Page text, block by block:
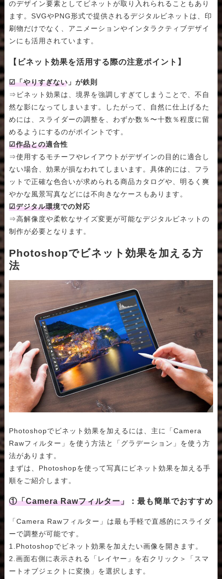
のデザイン要素としてビネットが取り入れられることもあり
ます。SVGやPNG形式で提供されるデジタルビネットは、印
刷物だけでなく、アニメーションやインタラクティブデザイ
ンにも活用されています。
【ビネット効果を活用する際の注意ポイント】
☑「やりすぎない」が鉄則
⇒ビネット効果は、境界を強調しすぎてしまうことで、不自
然な影になってしまいます。したがって、自然に仕上げるた
めには、スライダーの調整を、わずか数％〜十数％程度に留
めるようにするのがポイントです。
☑作品との適合性
⇒使用するモチーフやレイアウトがデザインの目的に適合し
ない場合、効果が損なわれてしまいます。具体的には、フラ
ットで正確な色合いが求められる商品カタログや、明るく爽
やかな風景写真などには不向きなケースもあります。
☑デジタル環境での対応
⇒高解像度や柔軟なサイズ変更が可能なデジタルビネットの
制作が必要となります。
Photoshopでビネット効果を加える方
法
Photoshopでビネット効果を加えるには、主に「Camera
Rawフィルター」を使う方法と「グラデーション」を使う方
法があります。
まずは、Photoshopを使って写真にビネット効果を加える手
順をご紹介します。
①「Camera Rawフィルター」：最も簡単でおすすめ
「Camera Rawフィルター」は最も手軽で直感的にスライダ
ーで調整が可能です。
1.Photoshopでビネット効果を加えたい画像を開きます。
2.画面右側に表示される「レイヤー」を右クリック＞「スマ
ートオブジェクトに変換」を選択します。